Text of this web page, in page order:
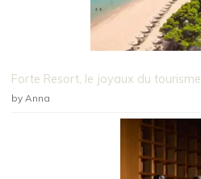
Forte Resort, le joyaux du tourisme
by Anna